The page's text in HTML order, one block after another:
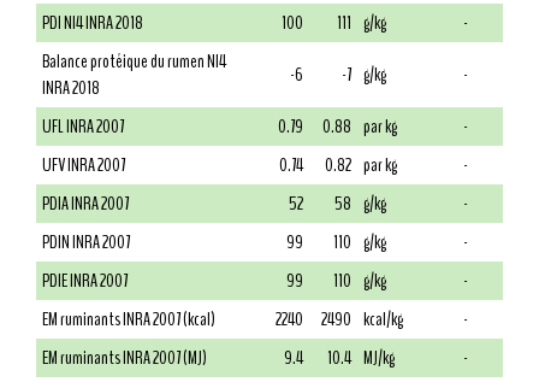
PDI NI4 INRA 2018
100 111 g/kg
-
Balance protéique du rumen NI4
INRA 2018
-6 -7 g/kg
-
UFL INRA 2007
0.79 0.88 par kg
-
UFV INRA 2007
0.74 0.82 par kg
-
PDIA INRA 2007
52 58 g/kg
-
PDIN INRA 2007
99 110 g/kg
-
PDIE INRA 2007
99 110 g/kg
-
EM ruminants INRA 2007 (kcal)
2240 2490 kcal/kg
-
EM ruminants INRA 2007 (MJ)
9.4 10.4 MJ/kg
-